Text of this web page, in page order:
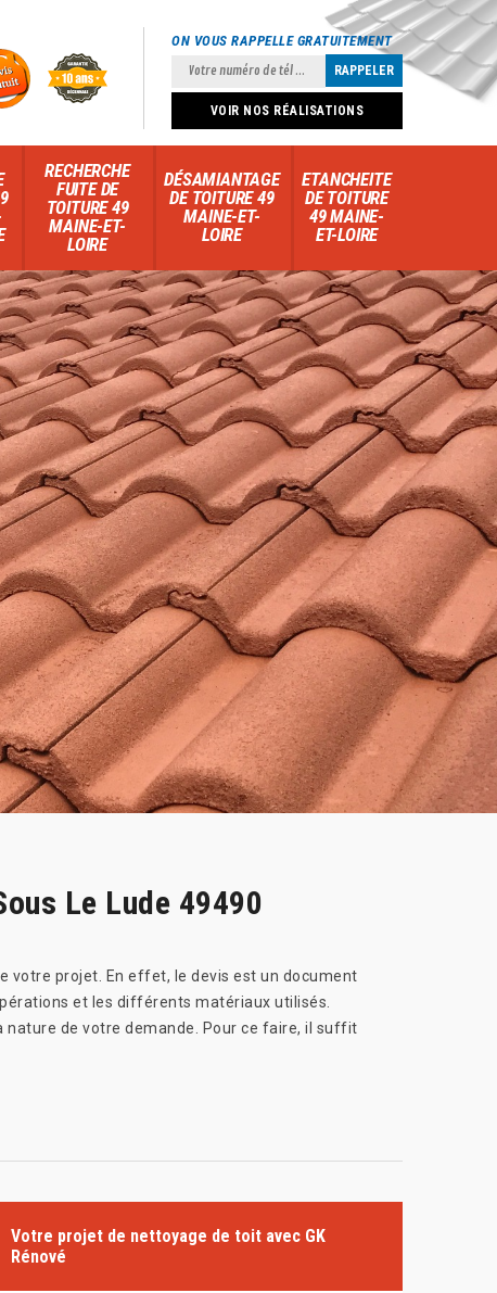
ON VOUS RAPPELLE GRATUITEMENT
VOIR NOS RÉALISATIONS
RECHERCHE
FUITE DE
TOITURE 49
MAINE-ET-
LOIRE
DÉSAMIANTAGE
DE TOITURE 49
MAINE-ET-
LOIRE
ETANCHEITE
DE TOITURE
49 MAINE-
ET-LOIRE
Le Lude 49490
votre projet. En effet, le devis est un document
et les différents matériaux utilisés.
nature de votre demande. Pour ce faire, il suffit
Votre projet de nettoyage de toit avec GK
Rénové